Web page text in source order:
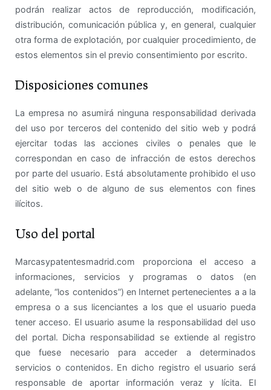
podrán realizar actos de reproducción, modificación,
distribución, comunicación pública y, en general, cualquier
otra forma de explotación, por cualquier procedimiento, de
estos elementos sin el previo consentimiento por escrito.
Disposiciones comunes
La empresa no asumirá ninguna responsabilidad derivada
del uso por terceros del contenido del sitio web y podrá
ejercitar todas las acciones civiles o penales que le
correspondan en caso de infracción de estos derechos
por parte del usuario. Está absolutamente prohibido el uso
del sitio web o de alguno de sus elementos con fines
ilícitos.
Uso del portal
Marcasypatentesmadrid.com proporciona el acceso a
informaciones, servicios y programas o datos (en
adelante, “los contenidos”) en Internet pertenecientes a a la
empresa o a sus licenciantes a los que el usuario pueda
tener acceso. El usuario asume la responsabilidad del uso
del portal. Dicha responsabilidad se extiende al registro
que fuese necesario para acceder a determinados
servicios o contenidos. En dicho registro el usuario será
responsable de aportar información veraz y lícita. El